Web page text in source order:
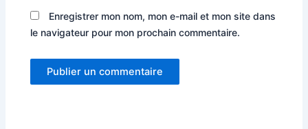
Enregistrer mon nom, mon e-mail et mon site dans
le navigateur pour mon prochain commentaire.